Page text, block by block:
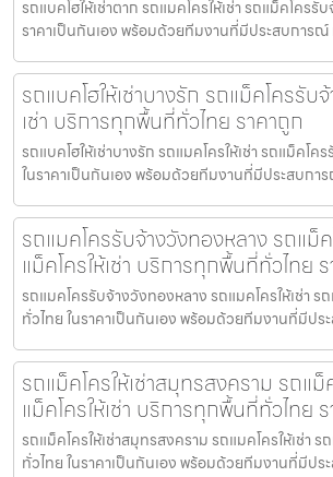
รถแบคโฮให้เช่าตาก รถแมคโครให้เช่า รถแม็คโครรั
ราคาเป็นกันเอง พร้อมด้วยทีมงานที่มีประสบการณ์
รถแบคโฮให้เช่าบางรัก รถแม็คโครรับ
เช่า บริการทุกพื้นที่ทั่วไทย ราคาถูก
รถแบคโฮให้เช่าบางรัก รถแมคโครให้เช่า รถแม็คโค
ในราคาเป็นกันเอง พร้อมด้วยทีมงานที่มีประสบกา
รถแมคโครรับจ้างวังทองหลาง รถแม็
แม็คโครให้เช่า บริการทุกพื้นที่ทั่วไทย
รถแมคโครรับจ้างวังทองหลาง รถแมคโครให้เช่า ร
ทั่วไทย ในราคาเป็นกันเอง พร้อมด้วยทีมงานที่มีป
รถแม็คโครให้เช่าสมุทรสงคราม รถแม็
แม็คโครให้เช่า บริการทุกพื้นที่ทั่วไทย
รถแม็คโครให้เช่าสมุทรสงคราม รถแมคโครให้เช่า
ทั่วไทย ในราคาเป็นกันเอง พร้อมด้วยทีมงานที่มีปร